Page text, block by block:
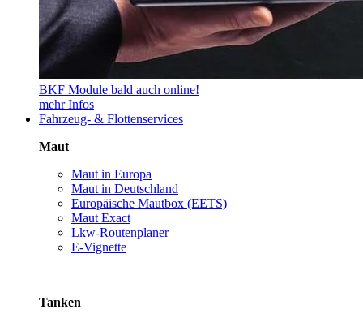
BKF Module bald auch online!
mehr Infos
Fahrzeug- & Flottenservices
Maut
Maut in Europa
Maut in Deutschland
Europäische Mautbox (EETS)
Maut Exact
Lkw-Routenplaner
E-Vignette
Tanken